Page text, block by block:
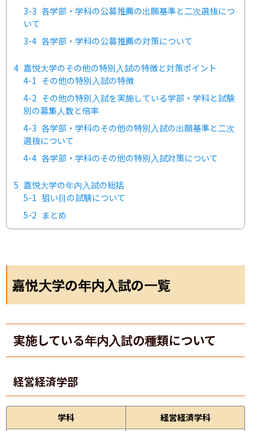
3-3 各学部・学科の公募推薦の出願基準と二次選抜につ
いて
3-4 各学部・学科の公募推薦の対策について
4 嘉悦大学のその他の特別入試の特徴と対策ポイント
4-1 その他の特別入試の特徴
4-2 その他の特別入試を実施している学部・学科と試験
別の募集人数と倍率
4-3 各学部・学科のその他の特別入試の出願基準と二次
選抜について
4-4 各学部・学科のその他の特別入試対策について
5 嘉悦大学の年内入試の総括
5-1 狙い目の試験について
5-2 まとめ
嘉悦大学の年内入試の一覧
実施している年内入試の種類について
経営経済学部
学科 経営経済学科